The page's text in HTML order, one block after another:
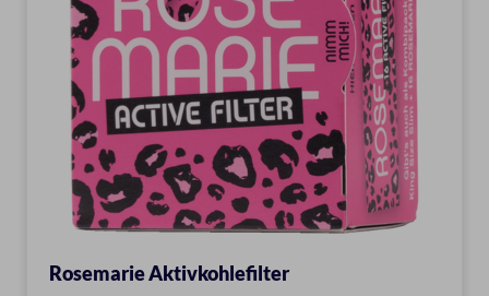
Rosemarie Aktivkohlefilter